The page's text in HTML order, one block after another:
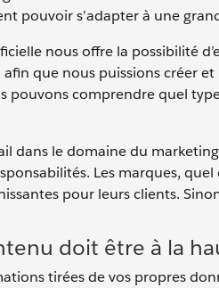
pouvoir s’adapter à une
nous offre la possibilité
que nous puissions créer
pouvons comprendre quel
dans le domaine du
Les marques,
pour leurs clients.
doit être à la
tirées de vos propres